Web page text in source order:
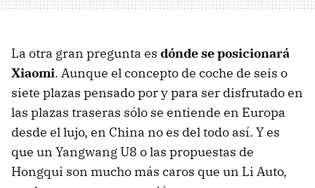
La otra gran pregunta es dónde se posicionará
Xiaomi. Aunque el concepto de coche de seis o
siete plazas pensado por y para ser disfrutado en
las plazas traseras sólo se entiende en Europa
desde el lujo, en China no es del todo así. Y es
que un Yangwang U8 o las propuestas de
Hongqui son mucho más caros que un Li Auto,